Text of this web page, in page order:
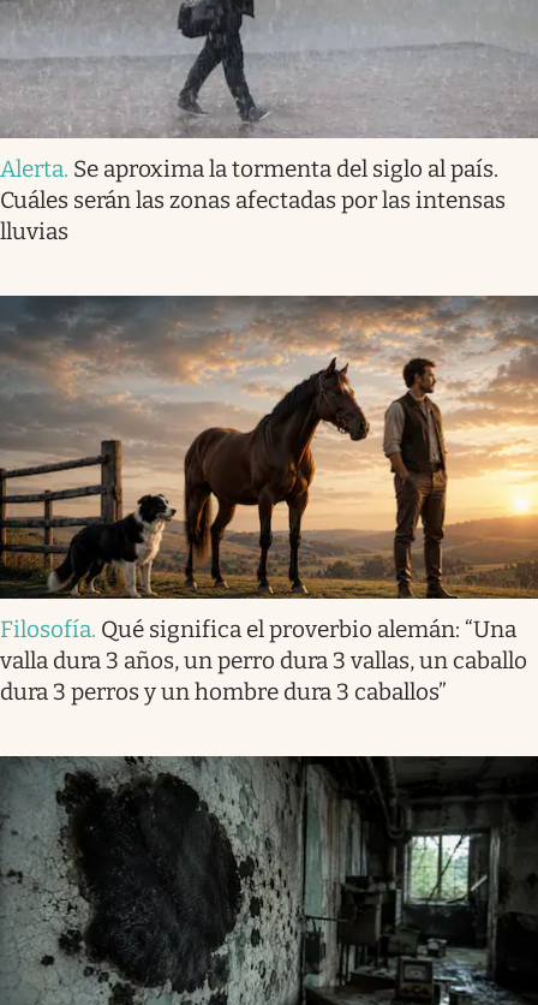
Alerta. Se aproxima la tormenta del siglo al país.
Cuáles serán las zonas afectadas por las intensas
lluvias
Filosofía. Qué significa el proverbio alemán: “Una
valla dura 3 años, un perro dura 3 vallas, un caballo
dura 3 perros y un hombre dura 3 caballos”